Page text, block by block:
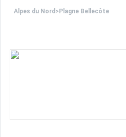
Alpes du Nord > Plagne Bellecôte